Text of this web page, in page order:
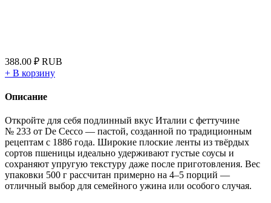
388.00 ₽ RUB
+ В корзину
Описание
Откройте для себя подлинный вкус Италии с феттучине
№ 233 от De Cecco — пастой, созданной по традиционным
рецептам с 1886 года. Широкие плоские ленты из твёрдых
сортов пшеницы идеально удерживают густые соусы и
сохраняют упругую текстуру даже после приготовления. Вес
упаковки 500 г рассчитан примерно на 4–5 порций —
отличный выбор для семейного ужина или особого случая.